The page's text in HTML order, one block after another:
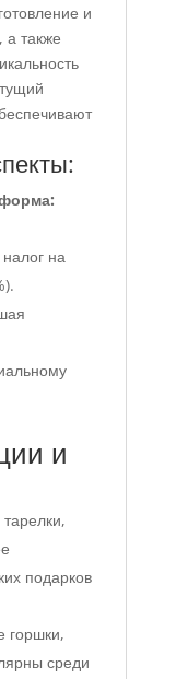
и
а также
налог на
и
тарелки,
подарков
горшки,
среди